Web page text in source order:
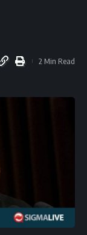
2 Min Read